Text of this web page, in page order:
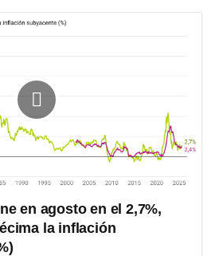
en agosto en el 2,7%,
la inflación